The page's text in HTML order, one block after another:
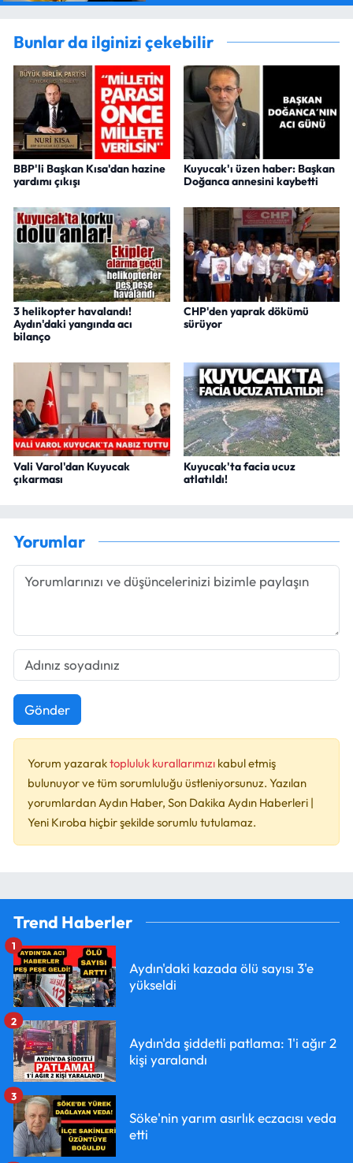
Bunlar da ilginizi çekebilir
BBP'li Başkan Kısa'dan hazine
yardımı çıkışı
Kuyucak'ı üzen haber: Başkan
Doğanca annesini kaybetti
3 helikopter havalandı!
Aydın'daki yangında acı
bilanço
CHP'den yaprak dökümü
sürüyor
Vali Varol'dan Kuyucak
çıkarması
Kuyucak'ta facia ucuz
atlatıldı!
Yorumlar
Gönder
Yorum yazaraktopluluk kurallarımızı kabul etmiş
bulunuyor ve tüm sorumluluğu üstleniyorsunuz. Yazılan
yorumlardan Aydın Haber, Son Dakika Aydın Haberleri |
Yeni Kıroba hiçbir şekilde sorumlu tutulamaz.
Trend Haberler
Aydın'daki kazada ölü sayısı 3'e
yükseldi
1
Aydın'da şiddetli patlama: 1'i ağır 2
kişi yaralandı
2
Söke'nin yarım asırlık eczacısı veda
etti
3